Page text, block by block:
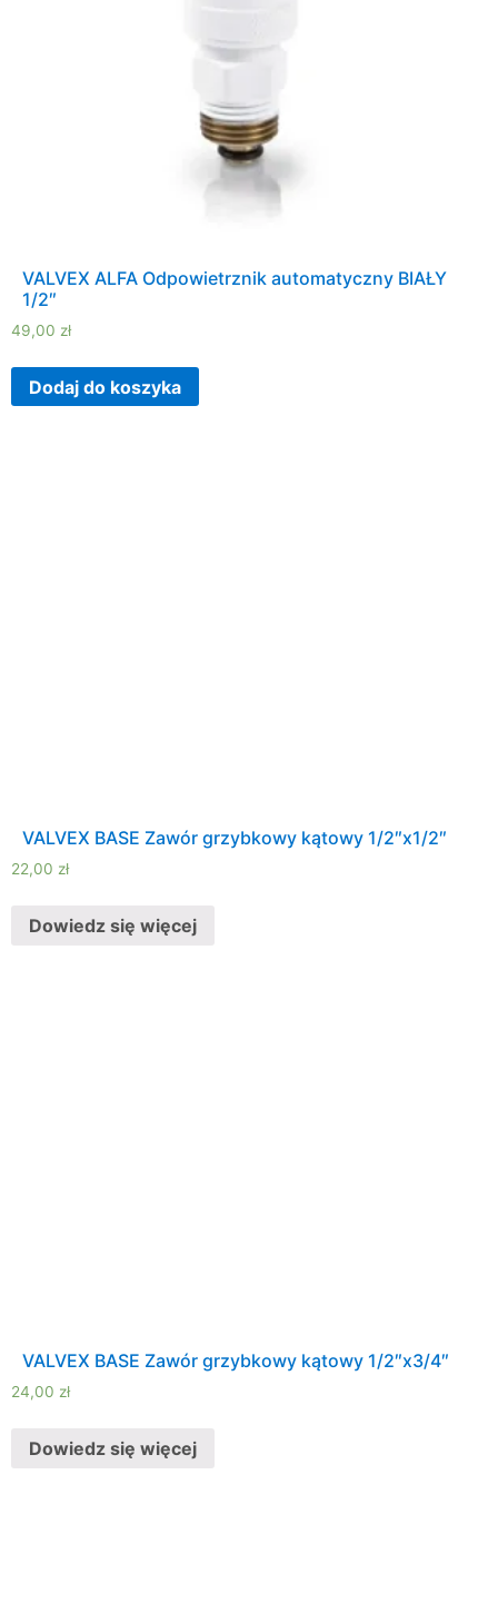
VALVEX ALFA Odpowietrznik automatyczny BIAŁY
1/2″
49,00 zł
Dodaj do koszyka
VALVEX BASE Zawór grzybkowy kątowy 1/2″x1/2″
22,00 zł
Dowiedz się więcej
VALVEX BASE Zawór grzybkowy kątowy 1/2″x3/4″
24,00 zł
Dowiedz się więcej